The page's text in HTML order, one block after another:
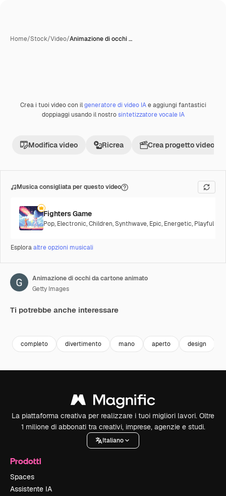
Home/Stock/Video/Animazione di occhi …
Premium
Crea i tuoi video con ilgeneratore di video IAe aggiungi fantastici
doppiaggi usando il nostrosintetizzatore vocale IA
Modifica video Ricrea Crea progetto video
Musica consigliata per questo video
Fighters Game
Pop, Electronic,Children,Synthwave, Epic, Energetic, Playful
Esploraaltre opzioni musicali
Animazione di occhi da cartone animato
Getty Images
Ti potrebbe anche interessare
completo divertimento mano aperto design
La piattaforma creativa per realizzare i tuoi migliori lavori. Oltre
1 milione di abbonati tra creativi, imprese, agenzie e studi.
Italiano
Prodotti
Spaces
Assistente IA